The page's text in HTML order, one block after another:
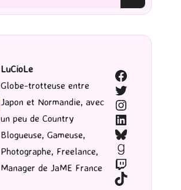
LuCioLe
Globe-trotteuse entre
Japon et Normandie, avec
un peu de Country
Blogueuse, Gameuse,
Photographe, Freelance,
Manager de JaME France
Facebook
Twitter
Instagram
LinkedIn
Bluesky
Goodreads
Twitch
TikTok